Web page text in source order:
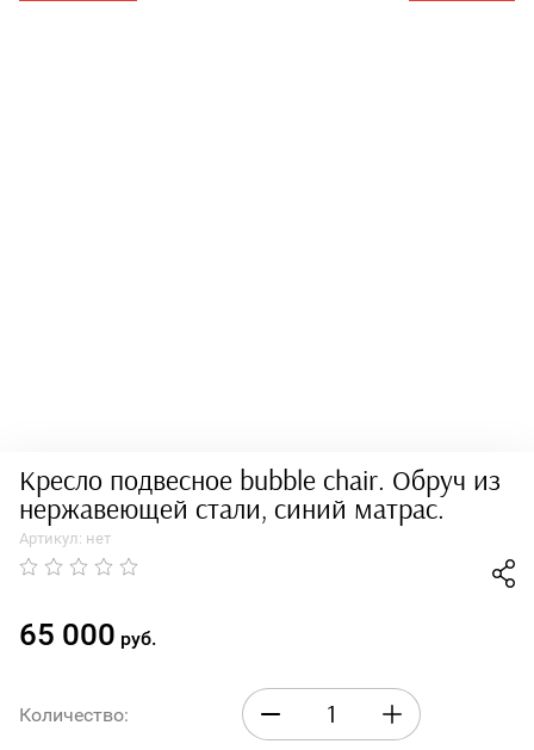
Кресло подвесное bubble chair. Обруч из
нержавеющей стали, синий матрас.
Артикул: нет
65 000 руб.
Количество: